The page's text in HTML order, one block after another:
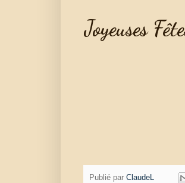
Joyeuses
Publié par ClaudeL